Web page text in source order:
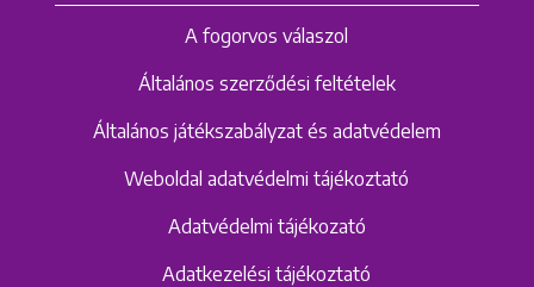
A fogorvos válaszol
Általános szerződési feltételek
Általános játékszabályzat és adatvédelem
Weboldal adatvédelmi tájékoztató
Adatvédelmi tájékozató
Adatkezelési tájékoztató